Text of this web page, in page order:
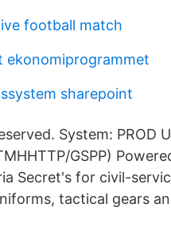
football match
ekonomiprogrammet
sharepoint
System: PROD
GSPP)
Secret's for civil-
tactical gears